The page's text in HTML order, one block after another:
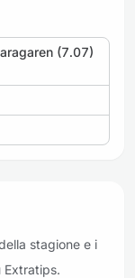
(7.07)
stagione e i
Extratips.